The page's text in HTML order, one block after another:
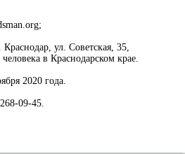
ул. Советская, 35,
в Краснодарском крае.
2020 года.
09-45.